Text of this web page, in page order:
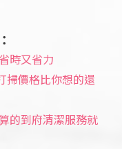
時又省力
掃價格比你想的還
的到府清潔服務就